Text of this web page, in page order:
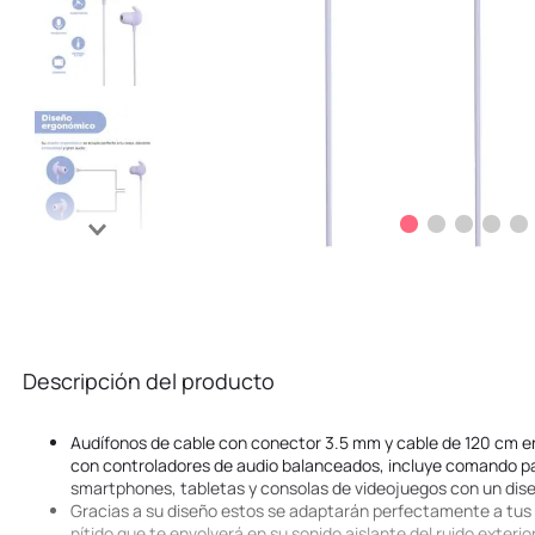
Descripción del producto
Audífonos de cable con conector 3.5 mm y cable de 120 cm
con controladores de audio balanceados, incluye comando
smartphones, tabletas y consolas de videojuegos con un
Gracias a su diseño estos se adaptarán perfectamente a